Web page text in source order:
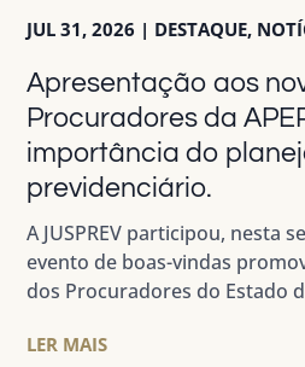
Apresentação aos
Procuradores da
importância do
previdenciário.
JUL 31, 2026 | DESTAQUE,
A JUSPREV participou, nesta
evento de boas-vindas
dos Procuradores do Estado
LER MAIS